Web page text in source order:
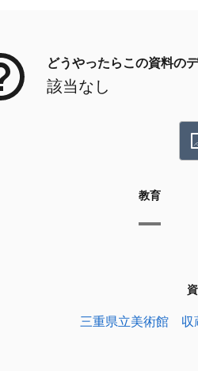
どうやったらこの資料の
該当なし
教育
三重県立美術館 収